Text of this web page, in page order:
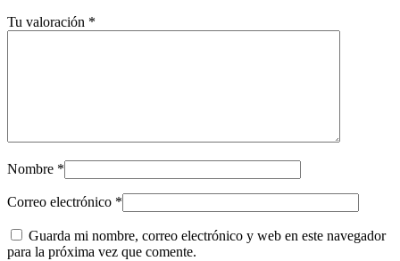
Tu valoración *
Nombre *
Correo electrónico *
Guarda mi nombre, correo electrónico y web en este navegador
para la próxima vez que comente.